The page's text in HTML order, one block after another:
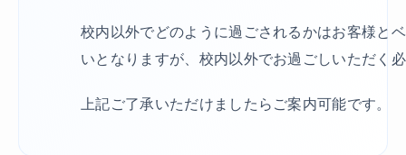
校内以外でどのように過ごされるかはお客様と
いとなりますが、校内以外でお過ごしいただく
上記ご了承いただけましたらご案内可能です。